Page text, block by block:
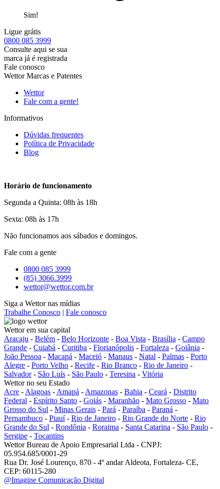
Sim!
Ligue grátis
0800 085 3999
Consulte aqui se sua
marca já é registrada
Fale conosco
Wettor Marcas e Patentes
Wettor
Fale com a gente!
Informativos
Dúvidas frequentes
Política de Privacidade
Blog
Horário de funcionamento
Segunda a Quinta: 08h às 18h
Sexta: 08h às 17h
Não funcionamos aos sábados e domingos.
Fale com a gente
0800 085 3999
(85) 3066.3999
wettor@wettor.com.br
Siga a Wettor nas mídias
Trabalhe Conosco | Fale conosco
Wettor em sua capital
Aracaju - Belém - Belo Horizonte - Boa Vista - Brasília - Campo
Grande - Cuiabá - Curitiba - Florianópolis - Fortaleza - Goiânia -
João Pessoa - Macapá - Maceió - Manaus - Natal - Palmas - Porto
Alegre - Porto Velho - Recife - Rio Branco - Rio de Janeiro -
Salvador- São Luís - São Paulo - Teresina - Vitória
Wettor no seu Estado
Acre - Alagoas - Amapá - Amazonas - Bahia - Ceará - Distrito
Federal - Espírito Santo - Goiás - Maranhão - Mato Grosso - Mato
Grosso do Sul - Minas Gerais - Pará - Paraíba - Paraná -
Pernambuco - Piauí- Rio de Janeiro - Rio Grande do Norte - Rio
Grande do Sul - Rondônia - Roraima - Santa Catarina - São Paulo -
Sergipe - Tocantins
Wettor Bureau de Apoio Empresarial Ltda - CNPJ:
05.954.685/0001-29
Rua Dr. José Lourenço, 870 - 4º andar Aldeota, Fortaleza- CE,
CEP: 60115-280
@Imagine Comunicação Digital